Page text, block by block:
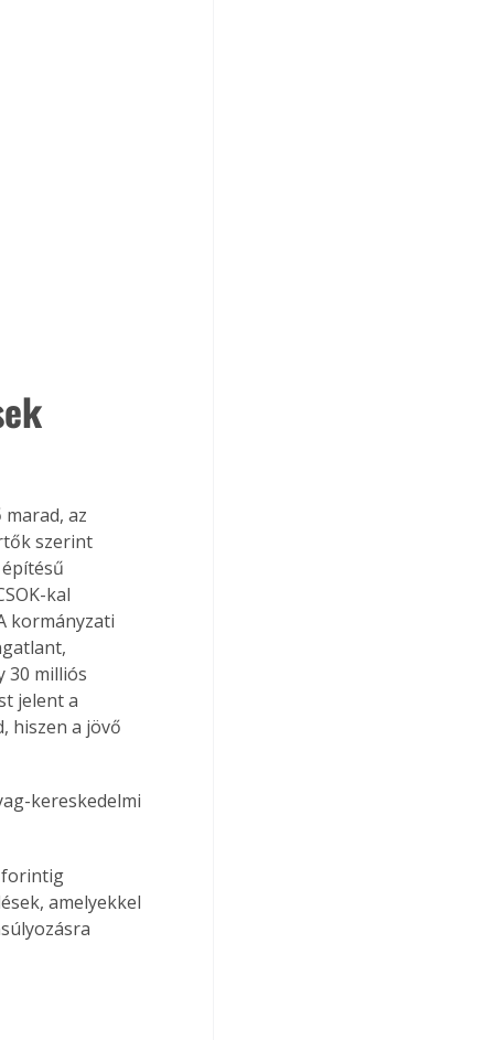
az
szerint
kal
kormányzati
30 milliós
jelent a
hiszen a jövő
kereskedelmi
forintig
amelyekkel